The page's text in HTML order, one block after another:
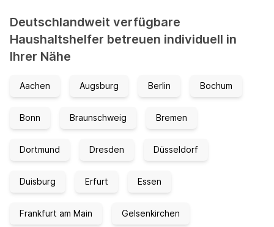
Deutschlandweit verfügbare
Haushaltshelfer betreuen individuell in
Ihrer Nähe
Aachen Augsburg Berlin Bochum
Bonn Braunschweig Bremen
Dortmund Dresden Düsseldorf
Duisburg Erfurt Essen
Frankfurt am Main Gelsenkirchen